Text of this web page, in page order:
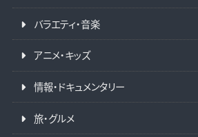
バラエティ・音楽
アニメ・キッズ
情報・ドキュメンタリー
旅・グルメ